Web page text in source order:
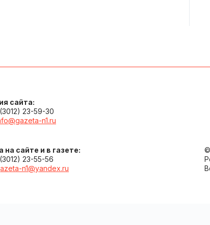
сайта:
23-59-30
n1.ru
на сайте и в газете:
23-55-56
n1@yandex.ru